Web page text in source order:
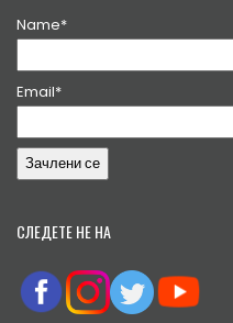
Name*
Email*
СЛЕДЕТЕ НЕ НА